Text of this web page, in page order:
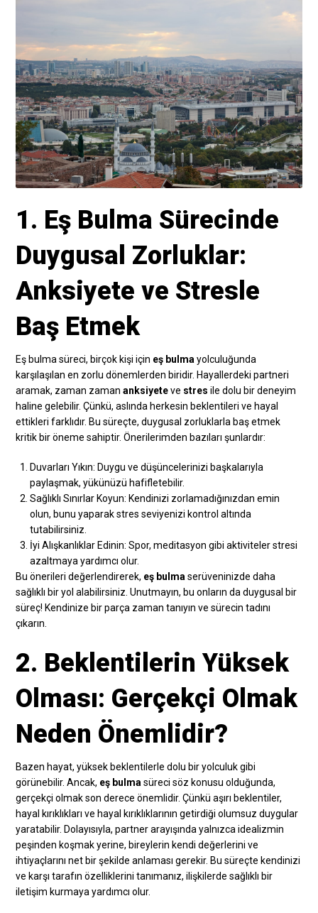
1. Eş Bulma Sürecinde
Duygusal Zorluklar:
Anksiyete ve Stresle
Baş Etmek
Eş bulma süreci, birçok kişi için eş bulma yolculuğunda
karşılaşılan en zorlu dönemlerden biridir. Hayallerdeki partneri
aramak, zaman zamananksiyeteve stres ile dolu bir deneyim
haline gelebilir. Çünkü, aslında herkesin beklentileri ve hayal
ettikleri farklıdır. Bu süreçte, duygusal zorluklarla baş etmek
kritik bir öneme sahiptir. Önerilerimden bazıları şunlardır:
Duvarları Yıkın: Duygu ve düşüncelerinizi başkalarıyla
paylaşmak, yükünüzü hafifletebilir.
Sağlıklı Sınırlar Koyun: Kendinizi zorlamadığınızdan emin
olun, bunu yaparak stres seviyenizi kontrol altında
tutabilirsiniz.
İyi Alışkanlıklar Edinin: Spor, meditasyon gibi aktiviteler stresi
azaltmaya yardımcı olur.
Bu önerileri değerlendirerek, eş bulma serüveninizde daha
sağlıklı bir yol alabilirsiniz. Unutmayın, bu onların da duygusal bir
süreç! Kendinize bir parça zaman tanıyın ve sürecin tadını
çıkarın.
2. Beklentilerin Yüksek
Olması: Gerçekçi Olmak
Neden Önemlidir?
Bazen hayat, yüksek beklentilerle dolu bir yolculuk gibi
görünebilir. Ancak, eş bulma süreci söz konusu olduğunda,
gerçekçi olmak son derece önemlidir. Çünkü aşırı beklentiler,
hayal kırıklıkları ve hayal kırıklıklarının getirdiği olumsuz duygular
yaratabilir. Dolayısıyla, partner arayışında yalnızca idealizmin
peşinden koşmak yerine, bireylerin kendi değerlerini ve
ihtiyaçlarını net bir şekilde anlaması gerekir. Bu süreçte kendinizi
ve karşı tarafın özelliklerini tanımanız, ilişkilerde sağlıklı bir
iletişim kurmaya yardımcı olur.